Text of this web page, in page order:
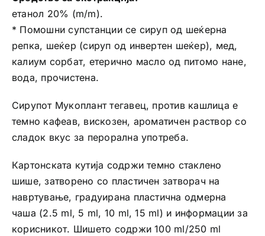
етанол 20% (m/m).
* Помошни супстанции се сируп од шеќерна
репка, шеќер (сируп од инвертен шеќер), мед,
калиум сорбат, етерично масло од питомо нане,
вода, прочистена.
Сирупот Мукоплант тегавец, против кашлица е
темно кафеав, вискозен, ароматичен раствор со
сладок вкус за перорална употреба.
Картонската кутија содржи темно стакленo
шише, затворено со пластичен затворач на
навртување, градуирана пластична одмерна
чаша (2.5 ml, 5 ml, 10 ml, 15 ml) и информации за
корисникот. Шишето содржи 100 ml/250 ml